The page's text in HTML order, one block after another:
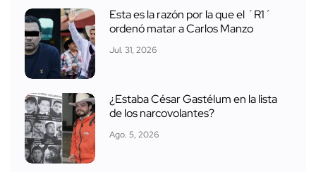
Esta es la razón por la que el ´R1´
ordenó matar a Carlos Manzo
Jul. 31, 2026
¿Estaba César Gastélum en la lista
de los narcovolantes?
Ago. 5, 2026